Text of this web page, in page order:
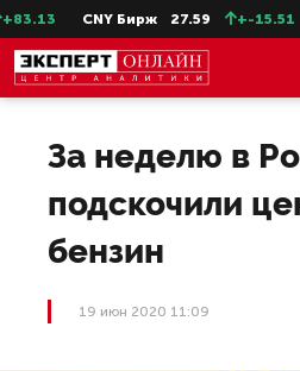
CNY Бирж 27.59 +-15.51
За неделю в
подскочили
бензин
19 июн 2020 11:09